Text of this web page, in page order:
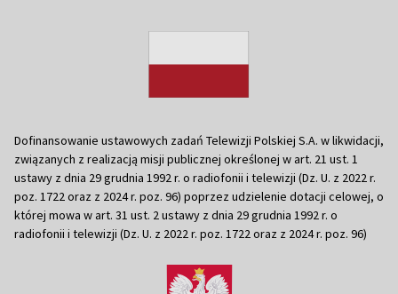
Dofinansowanie ustawowych zadań Telewizji Polskiej S.A. w likwidacji,
związanych z realizacją misji publicznej określonej w art. 21 ust. 1
ustawy z dnia 29 grudnia 1992 r. o radiofonii i telewizji (Dz. U. z 2022 r.
poz. 1722 oraz z 2024 r. poz. 96) poprzez udzielenie dotacji celowej, o
której mowa w art. 31 ust. 2 ustawy z dnia 29 grudnia 1992 r. o
radiofonii i telewizji (Dz. U. z 2022 r. poz. 1722 oraz z 2024 r. poz. 96)